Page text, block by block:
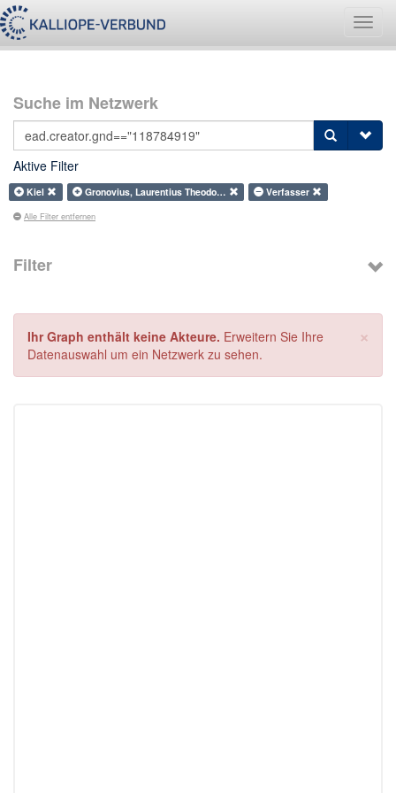
Suche im Netzwerk
Aktive Filter
Kiel Gronovius, Laurentius Theodo… Verfasser
Alle Filter entfernen
Filter
×
Ihr Graph enthält keine Akteure. Erweitern Sie Ihre
Datenauswahl um ein Netzwerk zu sehen.